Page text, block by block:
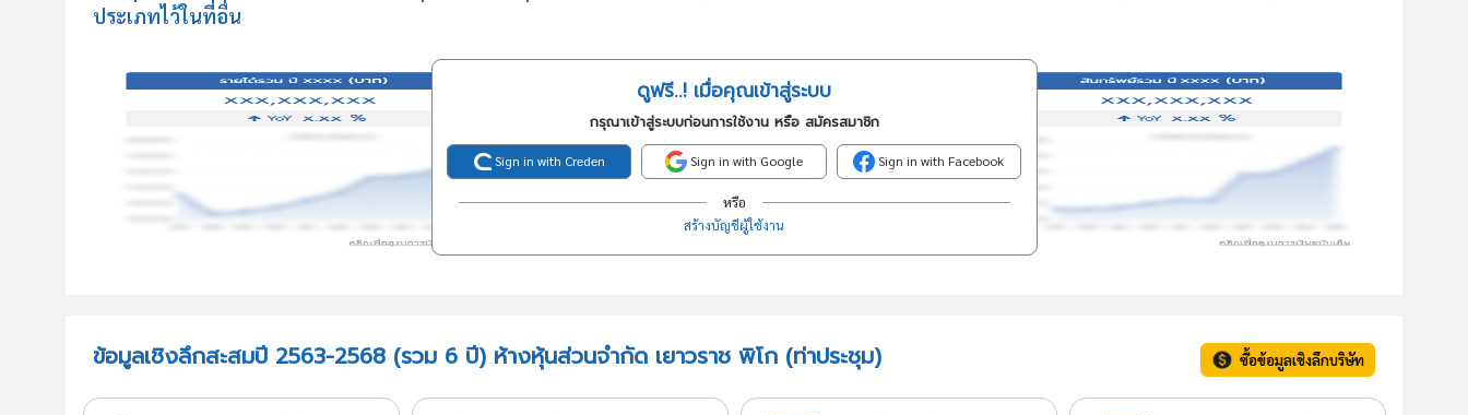
ประเภทไว้ในที่อื่น
ดูฟรี..! เมื่อคุณเข้าสู่ระบบ
กรุณาเข้าสู่ระบบก่อนการใช้งาน หรือ สมัครสมาชิก
Sign in with Creden Sign in with Google Sign in with Facebook
หรือ
สร้างบัญชีผู้ใช้งาน
ข้อมูลเชิงลึกสะสมปี 2563-2568 (รวม 6 ปี) ห้างหุ้นส่วนจำกัด เยาวราช พิโก (ท่าประชุม) ซื้อข้อมูลเชิงลึกบริษัท